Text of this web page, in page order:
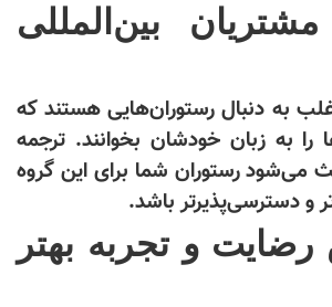
بین‌المللی
به دنبال رستوران‌هایی هستند که
را به زبان خودشان بخوانند. ترجمه
می‌شود رستوران شما برای این گروه
و دسترسی‌پذیرتر باشد.
رضایت و تجربه بهتر